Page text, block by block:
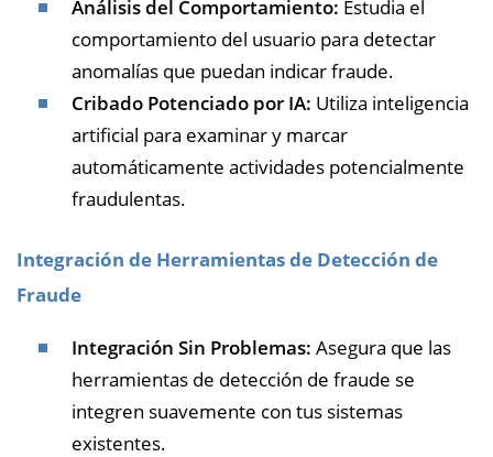
Análisis del Comportamiento: Estudia el
comportamiento del usuario para detectar
anomalías que puedan indicar fraude.
Cribado Potenciado por IA: Utiliza inteligencia
artificial para examinar y marcar
automáticamente actividades potencialmente
fraudulentas.
Integración de Herramientas de Detección de
Fraude
Integración Sin Problemas: Asegura que las
herramientas de detección de fraude se
integren suavemente con tus sistemas
existentes.